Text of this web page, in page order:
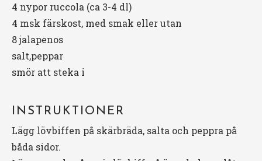
4 nypor ruccola (ca 3-4 dl)
4 msk färskost, med smak eller utan
8jalapenos
salt,peppar
smör att steka i
INSTRUKTIONER
Lägg lövbiffen på skärbräda, salta och peppra på
båda sidor.